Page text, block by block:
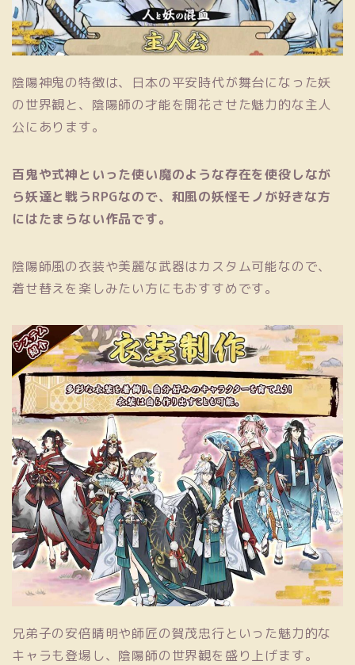
陰陽神鬼の特徴は、日本の平安時代が舞台になった妖
の世界観と、陰陽師の才能を開花させた魅力的な主人
公にあります。
百鬼や式神といった使い魔のような存在を使役しなが
ら妖達と戦うRPGなので、和風の妖怪モノが好きな方
にはたまらない作品です。
陰陽師風の衣装や美麗な武器はカスタム可能なので、
着せ替えを楽しみたい方にもおすすめです。
兄弟子の安倍晴明や師匠の賀茂忠行といった魅力的な
キャラも登場し、陰陽師の世界観を盛り上げます。